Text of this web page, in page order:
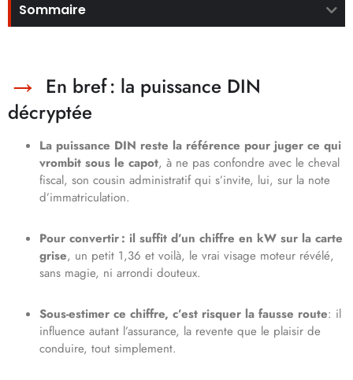
Sommaire
En bref : la puissance DIN
décryptée
La puissance DIN reste la référence pour juger ce qui
vrombit sous le capot, à ne pas confondre avec le cheval
fiscal, son cousin administratif qui s’invite, lui, sur la note
d’immatriculation.
Pour convertir : il suffit d’un chiffre en kW sur la carte
grise, un petit 1,36 et voilà, le vrai visage moteur révélé,
sans magie, ni arrondi douteux.
Sous-estimer ce chiffre, c’est risquer la fausse route: il
influence autant l’assurance, la revente que le plaisir de
conduire, tout simplement.